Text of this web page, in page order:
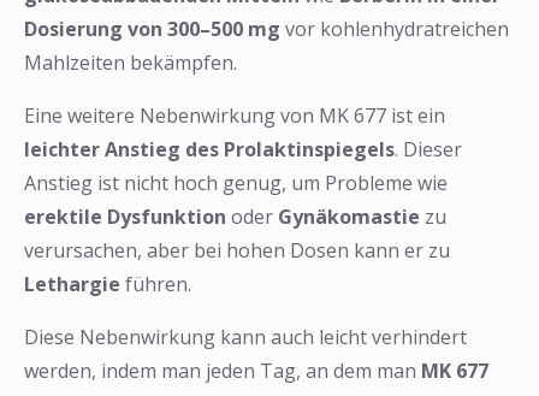
Dosierung von 300–500 mg vor kohlenhydratreichen
Mahlzeiten bekämpfen.
Eine weitere Nebenwirkung von MK 677 ist ein
leichter Anstieg des Prolaktinspiegels. Dieser
Anstieg ist nicht hoch genug, um Probleme wie
erektile Dysfunktion oder Gynäkomastie zu
verursachen, aber bei hohen Dosen kann er zu
Lethargie führen.
Diese Nebenwirkung kann auch leicht verhindert
werden, indem man jeden Tag, an dem man MK 677